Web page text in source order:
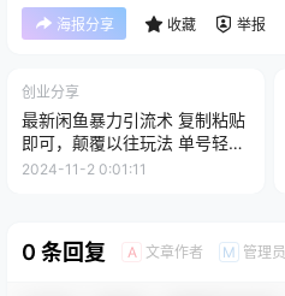
海报分享 收藏 举报
创业分享
最新闲鱼暴力引流术 复制粘贴
即可，颠覆以往玩法 单号轻松
日引500+创业粉
2024-11-2 0:01:11
0 条回复 A 文章作者 M 管理员